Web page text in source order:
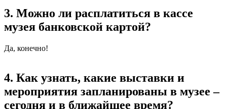
3. Можно ли расплатиться в кассе
музея банковской картой?
Да, конечно!
4. Как узнать, какие выставки и
мероприятия запланированы в музее –
сегодня и в ближайшее время?